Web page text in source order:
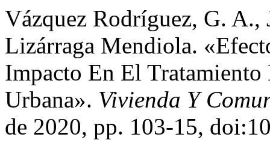
Vázquez Rodríguez, G.
Lizárraga Mendiola.
Impacto En El
Urbana». Vivienda Y
de 2020, pp. 103-15,